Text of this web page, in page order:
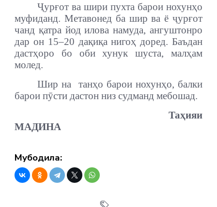
Ҷурғот ва шири пухта барои нохунҳо
муфиданд. Метавонед ба шир ва ё ҷурғот
чанд қатра йод илова намуда, ангуштонро
дар он 15–20 дақиқа нигоҳ доред. Баъдан
дастҳоро бо оби хунук шуста, малҳам
молед.
Шир на танҳо барои нохунҳо, балки
барои пӯсти дастон низ судманд мебошад.
Таҳияи
МАДИНА
Мубодила: